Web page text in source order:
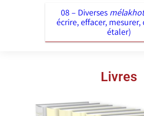
08 – Diverses
écrire, effacer,
étaler)
Livres